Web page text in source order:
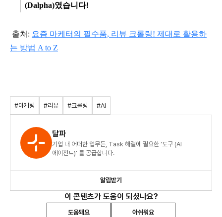
(Dalpha)였습니다!
출처: 요즘 마케터의 필수품, 리뷰 크롤링! 제대로 활용하
는 방법 A to Z
#마케팅 #리뷰 #크롤링 #AI
달파
기업 내 어떠한 업무든, Task 해결에 필요한 ‘도구 (AI
에이전트)’ 를 공급합니다.
알림받기
이 콘텐츠가 도움이 되셨나요?
도움돼요 아쉬워요